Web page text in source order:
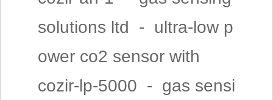
solutions ltd - ultra-low p
ower co2 sensor with
cozir-lp-5000 - gas sensi